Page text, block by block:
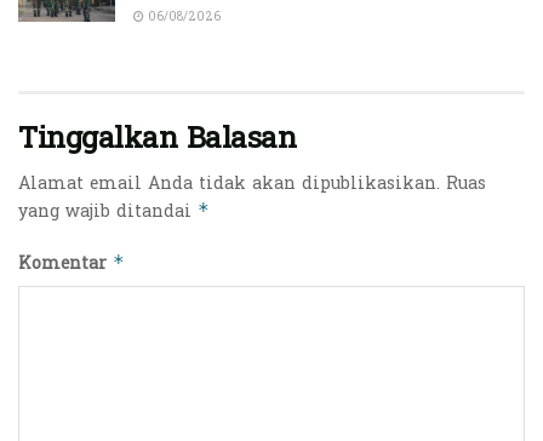
06/08/2026
Tinggalkan Balasan
Alamat email Anda tidak akan dipublikasikan. Ruas
yang wajib ditandai *
Komentar *